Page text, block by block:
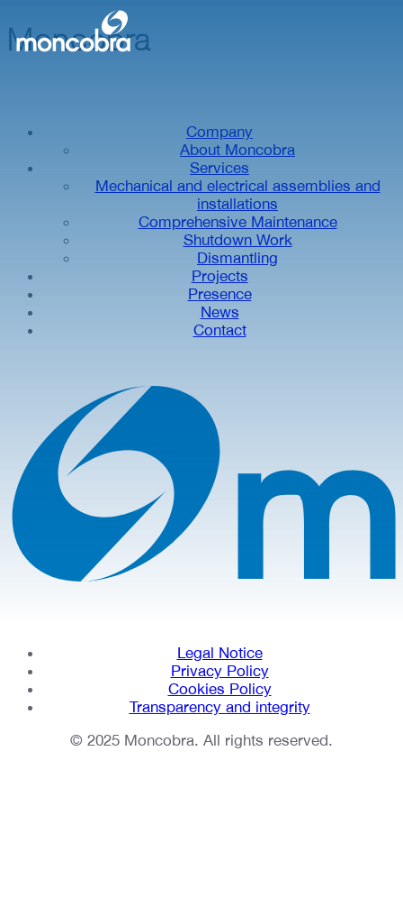
Moncobra
Company
About Moncobra
Services
Mechanical and electrical assemblies and
installations
Comprehensive Maintenance
Shutdown Work
Dismantling
Projects
Presence
News
Contact
Legal Notice
Privacy Policy
Cookies Policy
Transparency and integrity
© 2025 Moncobra. All rights reserved.